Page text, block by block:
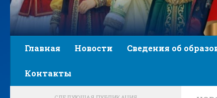
Главная Новости Сведения об
Контакты